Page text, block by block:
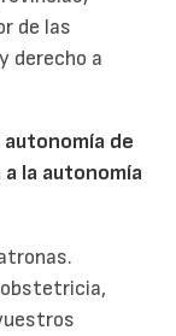
de las
derecho a
autonomía de
la autonomía